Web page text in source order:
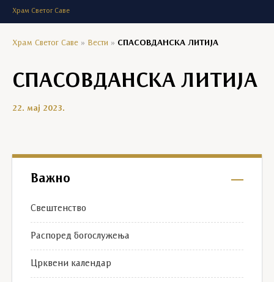
Храм Светог Саве
Храм Светог Саве » Вести » СПАСОВДАНСКА ЛИТИЈА
СПАСОВДАНСКА ЛИТИЈА
22. мај 2023.
Важно
Свештенство
Распоред богослужења
Црквени календар